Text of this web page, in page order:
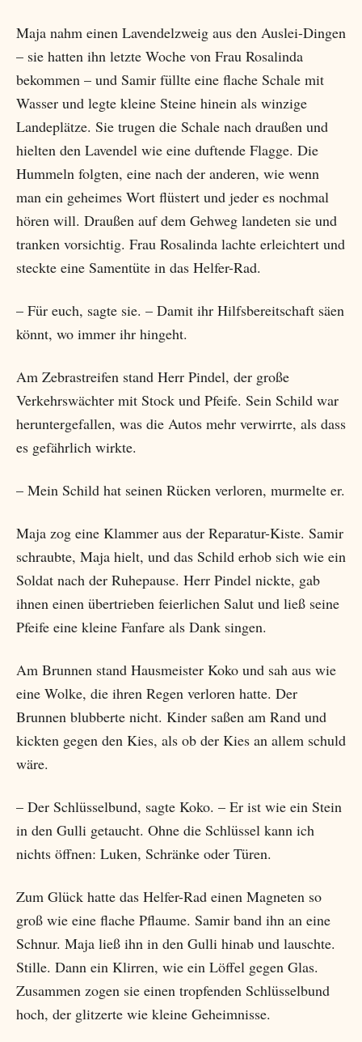
Maja nahm einen Lavendelzweig aus den Auslei-Dingen
– sie hatten ihn letzte Woche von Frau Rosalinda
bekommen – und Samir füllte eine flache Schale mit
Wasser und legte kleine Steine hinein als winzige
Landeplätze. Sie trugen die Schale nach draußen und
hielten den Lavendel wie eine duftende Flagge. Die
Hummeln folgten, eine nach der anderen, wie wenn
man ein geheimes Wort flüstert und jeder es nochmal
hören will. Draußen auf dem Gehweg landeten sie und
tranken vorsichtig. Frau Rosalinda lachte erleichtert und
steckte eine Samentüte in das Helfer-Rad.
– Für euch, sagte sie. – Damit ihr Hilfsbereitschaft säen
könnt, wo immer ihr hingeht.
Am Zebrastreifen stand Herr Pindel, der große
Verkehrswächter mit Stock und Pfeife. Sein Schild war
heruntergefallen, was die Autos mehr verwirrte, als dass
es gefährlich wirkte.
– Mein Schild hat seinen Rücken verloren, murmelte er.
Maja zog eine Klammer aus der Reparatur-Kiste. Samir
schraubte, Maja hielt, und das Schild erhob sich wie ein
Soldat nach der Ruhepause. Herr Pindel nickte, gab
ihnen einen übertrieben feierlichen Salut und ließ seine
Pfeife eine kleine Fanfare als Dank singen.
Am Brunnen stand Hausmeister Koko und sah aus wie
eine Wolke, die ihren Regen verloren hatte. Der
Brunnen blubberte nicht. Kinder saßen am Rand und
kickten gegen den Kies, als ob der Kies an allem schuld
wäre.
– Der Schlüsselbund, sagte Koko. – Er ist wie ein Stein
in den Gulli getaucht. Ohne die Schlüssel kann ich
nichts öffnen: Luken, Schränke oder Türen.
Zum Glück hatte das Helfer-Rad einen Magneten so
groß wie eine flache Pflaume. Samir band ihn an eine
Schnur. Maja ließ ihn in den Gulli hinab und lauschte.
Stille. Dann ein Klirren, wie ein Löffel gegen Glas.
Zusammen zogen sie einen tropfenden Schlüsselbund
hoch, der glitzerte wie kleine Geheimnisse.